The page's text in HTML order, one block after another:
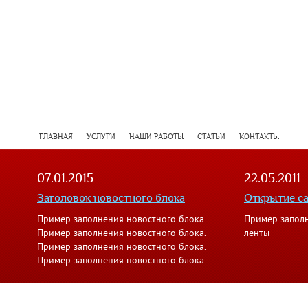
ГЛАВНАЯ УСЛУГИ НАШИ РАБОТЫ СТАТЬИ КОНТАКТЫ
07.01.2015
Заголовок новостного блока
Пример заполнения новостного блока.
Пример заполнения новостного блока.
Пример заполнения новостного блока.
Пример заполнения новостного блока.
22.05.2011
Открытие
Пример
ленты